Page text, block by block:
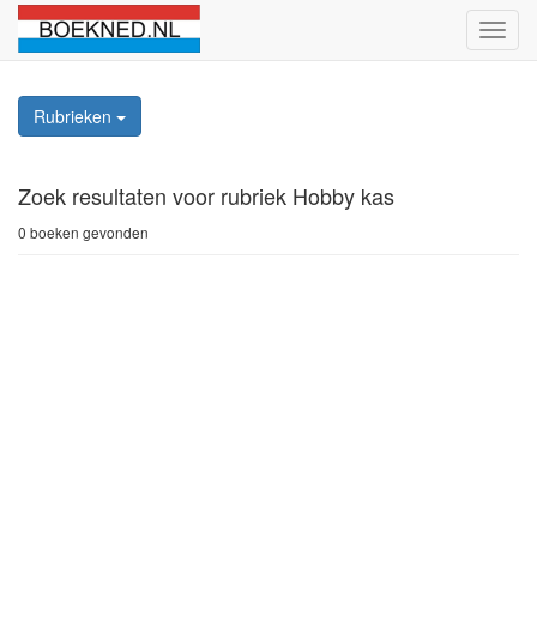
Rubrieken
Zoek resultaten voor rubriek Hobby kas
0 boeken gevonden